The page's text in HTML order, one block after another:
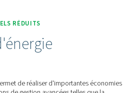
obtenir un devis !